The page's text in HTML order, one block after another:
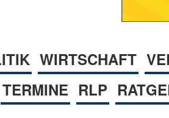
WIRTSCHAFT
TERMINE RLP